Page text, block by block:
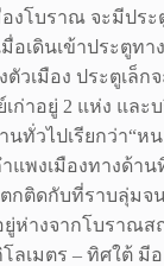
โบราณ จะมีปร
เดินเข้าประตู
เมือง ประตูเล็
าอยู่ 2 แห่ง แล
ทั่วไปเรียกว่า“
พงเมืองทางด้า
ติดกับที่ราบลุ่ม
างจากโบราณส
มตร – ทิศใต้ มี